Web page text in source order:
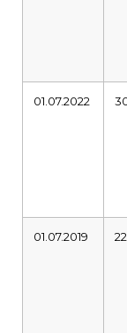
01.07.2022
01.07.2019